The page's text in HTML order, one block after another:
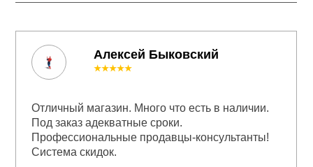
Алексей Быковский
★★★★★
Отличный магазин. Много что есть в наличии.
Под заказ адекватные сроки.
Профессиональные продавцы-консультанты!
Система скидок.